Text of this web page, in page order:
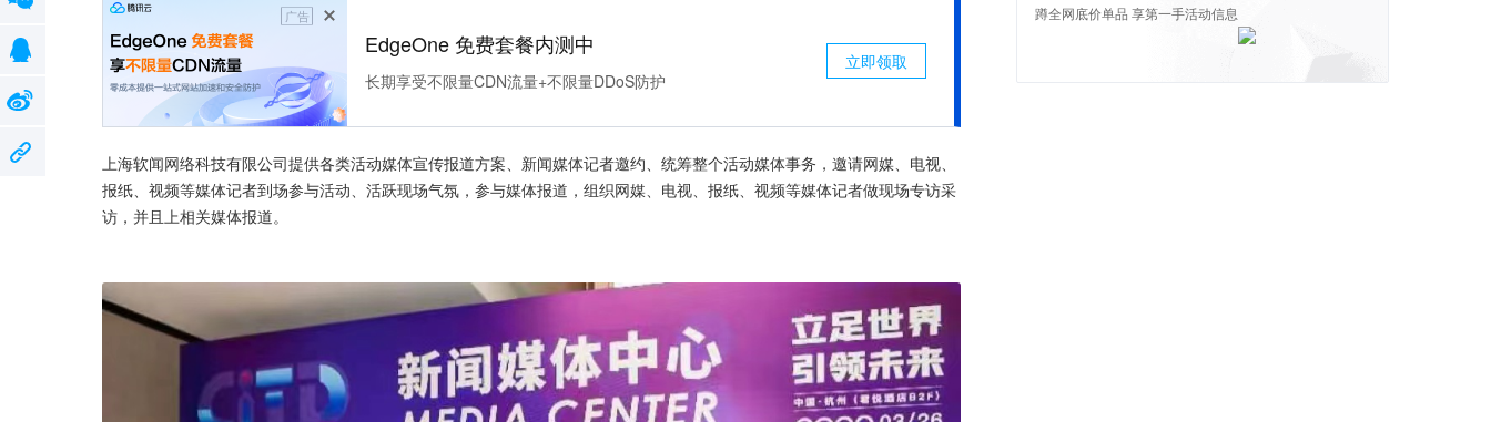
广告
EdgeOne 免费套餐内测中
长期享受不限量CDN流量+不限量DDoS防护
立即领取
上海软闻网络科技有限公司提供各类活动媒体宣传报道方案、新闻媒体记者邀约、统筹整个活动媒体事务，邀请网媒、电视、
报纸、视频等媒体记者到场参与活动、活跃现场气氛，参与媒体报道，组织网媒、电视、报纸、视频等媒体记者做现场专访采
访，并且上相关媒体报道。
蹲全网底价单品 享第一手活动信息